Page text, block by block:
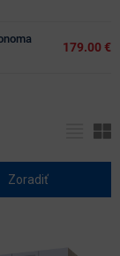
179.00 €
Zoradiť